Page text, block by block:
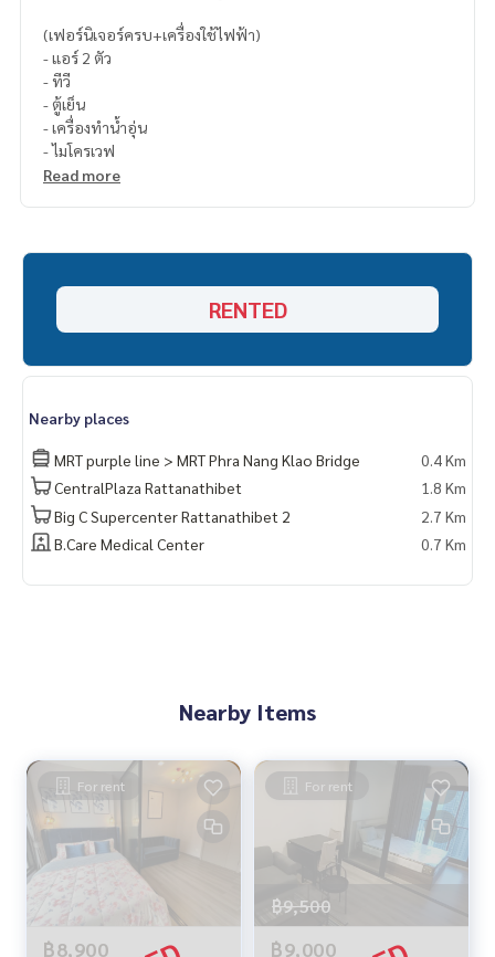
(เฟอร์นิเจอร์ครบ+เครื่องใช้ไฟฟ้า)
- แอร์ 2 ตัว
- ทีวี
- ตู้เย็น
- เครื่องทำน้ำอุ่น
- ไมโครเวฟ
Read more
RENTED
Nearby places
MRT purple line > MRT Phra Nang Klao Bridge
0.4 Km
CentralPlaza Rattanathibet
1.8 Km
Big C Supercenter Rattanathibet 2
2.7 Km
B.Care Medical Center
0.7 Km
Nearby Items
For rent
฿8,900
For rent
฿9,500
฿9,000